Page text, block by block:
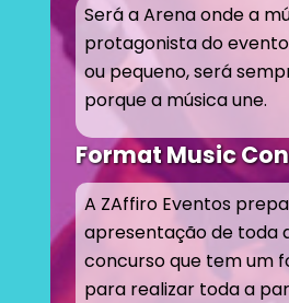
Será a Arena onde a
protagonista do
ou pequeno, será
porque a música une.
Format Music
A ZAffiro Eventos
apresentação de toda
concurso que tem um
para realizar toda a